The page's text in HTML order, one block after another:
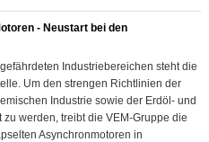
- Neustart bei den
Industriebereichen steht die
Um den strengen Richtlinien der
Industrie sowie der Erdöl- und
werden, treibt die VEM-Gruppe die
Asynchronmotoren in